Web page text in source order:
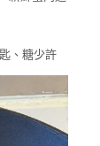
、糖少許